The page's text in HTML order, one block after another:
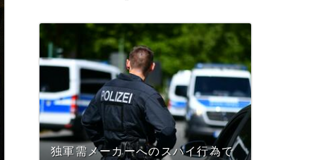
独軍需メーカーへのスパイ行為で